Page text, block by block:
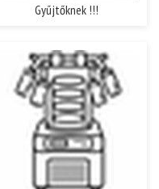
Gyűjtőknek !!!